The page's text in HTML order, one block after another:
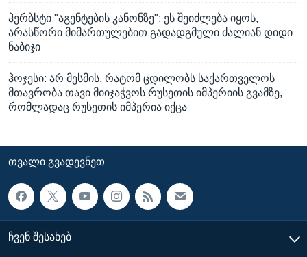
ჰერბსტი "აგენტების კანონზე": ეს შეიძლება იყოს,
არასწორი მიმართულებით გადადგმული ძალიან დიდი
ნაბიჯი
ჰოჯესი: არ მესმის, რატომ ცდილობს საქართველოს
მთავრობა თავი მიიჯაჭვოს რუსეთის იმპერიის გვამზე,
რომლადაც რუსეთის იმპერია იქცა
ᲗᲕᲐᲚᲘ ᲒᲕᲐᲓᲔᲕᲜᲔᲗ
ᲩᲕᲔᲜ ᲨᲔᲡᲐᲮᲔᲑ